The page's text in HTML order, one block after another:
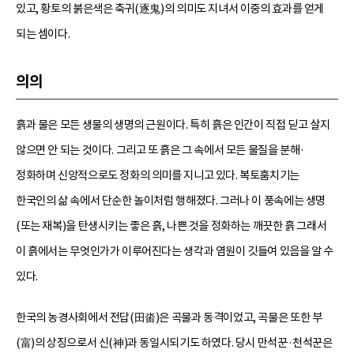
있고, 황토의 붉은색은 축귀(逐鬼)의 의미도 지녀서 이중의 효과를 얻게
되는 셈이다.
의의
흙과 물은 모든 생물의 생명의 근원이다. 특히 흙은 인간이 직접 딛고 살지
않으면 안 되는 것이다. 그리고 또 흙은 그 속에서 모든 물질을 분해·
정화하며 신앙적으로도 정화의 의미를 지니고 있다. 복토훔치기는
한국인의 삶 속에서 단순한 놀이처럼 행해졌다. 그러나 이 풍속에는 생명
(또는 재복)을 탄생시키는 좋은 흙, 나쁜 것을 정화하는 깨끗한 흙 그래서
이 흙에서는 무엇인가가 이루어진다는 생각과 염원이 깃들여 있음을 알 수
있다.
한국의 농경사회에서 전답(田畓)은 곡물과 동격이었고, 곡물은 또한 부
(富)의 상징으로서 신(神)과 동일시되기도 하였다. 당시 만석꾼·천석꾼은